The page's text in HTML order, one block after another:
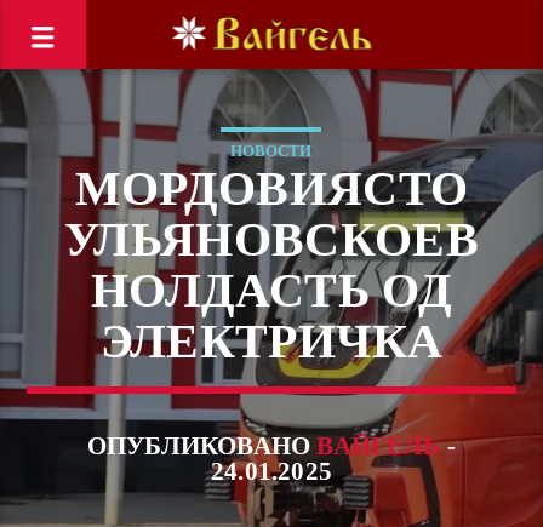
НОВОСТИ
МОРДОВИЯСТО
УЛЬЯНОВСКОЕВ
НОЛДАСТЬ ОД
ЭЛЕКТРИЧКА
ОПУБЛИКОВАНОВАЙГЕЛЬ-
24.01.2025